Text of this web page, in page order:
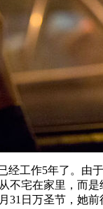
经工作5年了。由
不宅在家里，而
31日万圣节，她